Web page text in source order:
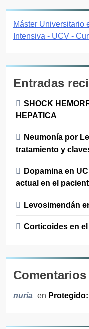
Máster Universitario
Intensiva - UCV -
Entradas
SHOCK
HEPATICA
Neumonía por
tratamiento y
Dopamina en
actual en el
Levosimendán
Corticoides en
nuria en Protegido: